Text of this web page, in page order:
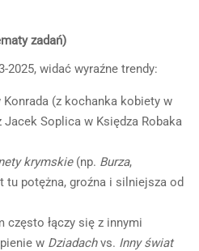
zadań)
2025, widać wyraźne trendy:
Konrada (z kochanka kobiety w
Soplica w Księdza Robaka
krymskie(np. Burza,
tu potężna, groźna i silniejsza od
często łączy się z innymi
w Dziadachvs. Inny świat